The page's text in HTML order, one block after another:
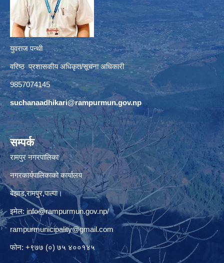
युवराज पन्थी
वरिष्ठ प्रशासकीय अधिकृत/सूचना अधिकारी
9857074145
suchanaadhikari@rampurmun.gov.np
सम्पर्क
रामपुर नगरपालिका
नगरकार्यपालिकाको कार्यालय
बेझाड,रामपुर,पाल्पा।
इमेल: info@rampurmun.gov.np/
rampurmunicipality@gmail.com
फोन: +९७७ (०) ७५ ४००१४५